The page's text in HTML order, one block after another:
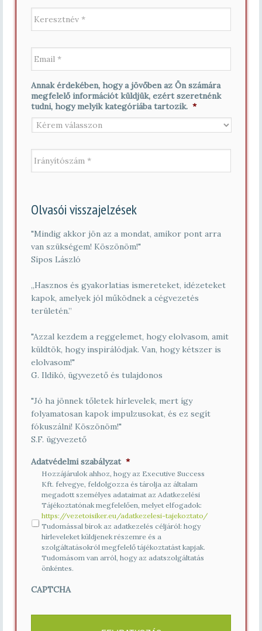
t
é
k
é
v
*
K
e
s
z
t
n
é
v
*
E
m
l
*
Annak érdekében, hogy a jövőben az Ön számára
megfelelő információt küldjük, ezért szeretnénk
tudni, hogy melyik kategóriába tartozik. *
I
r
t
s
á
m
Olvasói visszajelzések
"Mindig akkor jön az a mondat, amikor pont arra
van szükségem! Köszönöm!"
Sípos László
„Hasznos és gyakorlatias ismereteket, idézeteket
kapok, amelyek jól működnek a cégvezetés
területén.”
"Azzal kezdem a reggelemet, hogy elolvasom, amit
küldtök, hogy inspirálódjak. Van, hogy kétszer is
elolvasom!"
G. Ildikó, ügyvezető és tulajdonos
"Jó ha jönnek tőletek hírlevelek, mert így
folyamatosan kapok impulzusokat, és ez segít
fókuszálni! Köszönöm!"
S.F. ügyvezető
Adatvédelmi szabályzat *
Hozzájárulok ahhoz, hogy az Executive Success
Kft. felvegye, feldolgozza és tárolja az általam
megadott személyes adataimat az Adatkezelési
Tájékoztatónak megfelelően, melyet elfogadok:
https://vezetoisiker.eu/adatkezelesi-tajekoztato/
Tudomással bírok az adatkezelés céljáról: hogy
hírleveleket küldjenek részemre és a
szolgáltatásokról megfelelő tájékoztatást kapjak.
Tudomásom van arról, hogy az adatszolgáltatás
önkéntes.
CAPTCHA